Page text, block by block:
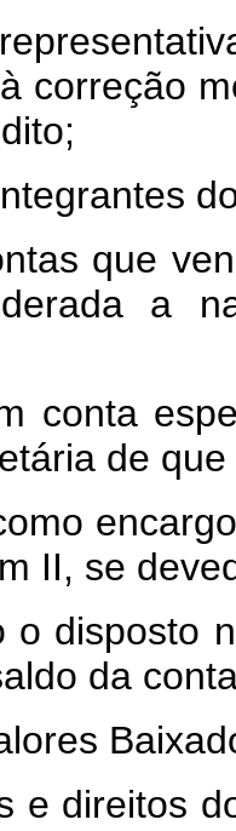
correção
que
a
conta
de
II, se
o disposto
da
e direitos